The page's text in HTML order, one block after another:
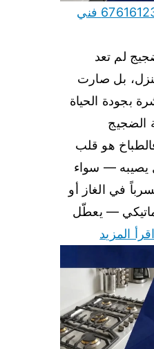
تصليح طباخات الضجيج 67616123 فني
لم تعد
بل صارت
بجودة الحياة
الضجيج
هو قلب
يصيبه — سواء
في الغاز أو
— يعطّل
اقرأ المزيد